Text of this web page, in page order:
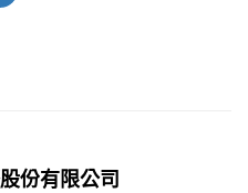
份有限公司